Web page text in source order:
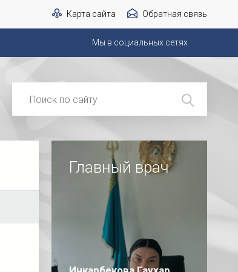
Карта сайта Обратная связь
Мы в социальных сетях
Главный врач